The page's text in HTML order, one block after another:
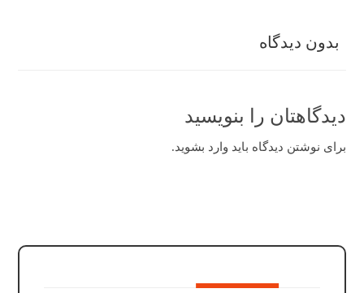
بدون دیدگاه
دیدگاهتان را بنویسید
برای نوشتن دیدگاه باید وارد بشوید.